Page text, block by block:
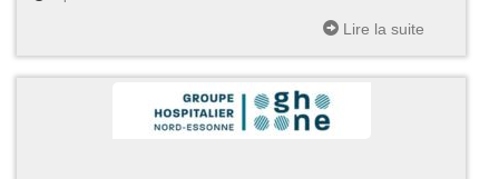
Lire la suite